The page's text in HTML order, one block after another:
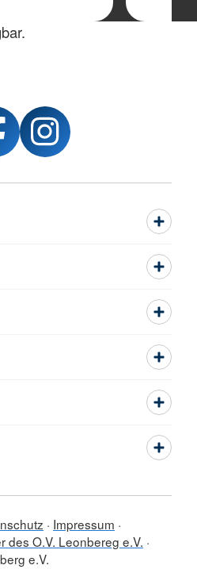
Impressum
des O.V. Leonbereg e.V.
e.V.